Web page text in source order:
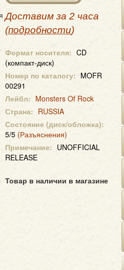
Доставим за 2 часа
(подробности)
Формат носителя: CD
(компакт-диск)
Номер по каталогу: MOFR
00291
Лейбл: Monsters Of Rock
Страна: RUSSIA
Состояние (диск/обложка):
5/5 (Разъяснения)
Примечание: UNOFFICIAL
RELEASE
Товар в наличии в магазине